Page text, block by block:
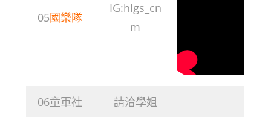
05國樂隊
IG:hlgs_cn
m
06童軍社 請洽學姐